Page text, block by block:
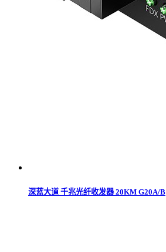
深蓝大道 千兆光纤收发器 20KM G20A/B